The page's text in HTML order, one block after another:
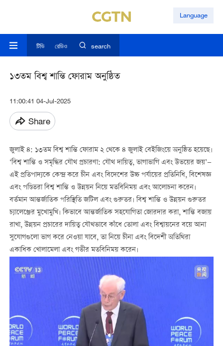
Language
টিভি রেডিও search
১৩তম বিশ্ব শান্তি ফোরাম অনুষ্ঠিত
11:00:41 04-Jul-2025
Share
জুলাই ৪: ১৩তম বিশ্ব শান্তি ফোরাম ২ থেকে ৪ জুলাই বেইজিংয়ে অনুষ্ঠিত হয়েছে।
‘বিশ্ব শান্তি ও সমৃদ্ধির যৌথ প্রচারণা: যৌথ দায়িত্ব, ভাগাভাগি এবং উভয়ের জয়’—
এই প্রতিপাদ্যকে কেন্দ্র করে চীন এবং বিদেশের উচ্চ পর্যায়ের প্রতিনিধি, বিশেষজ্ঞ
এবং পণ্ডিতরা বিশ্ব শান্তি ও উন্নয়ন নিয়ে মতবিনিময় এবং আলোচনা করেন।
বর্তমান আন্তর্জাতিক পরিস্থিতি জটিল এবং গুরুতর। বিশ্ব শান্তি ও উন্নয়ন গুরুতর
চ্যালেঞ্জের মুখোমুখি। কিভাবে আন্তর্জাতিক সহযোগিতা জোরদার করা, শান্তি বজায়
রাখা, উন্নয়ন প্রচারের দায়িত্ব যৌথভাবে কাঁধে তোলা এবং বিশ্বায়নের বয়ে আনা
সুযোগগুলো ভাগ করে নেওয়া যাবে, তা নিয়ে চীনা এবং বিদেশী অতিথিরা
একাধিক খোলামেলা এবং গভীর মতবিনিময় করেন।